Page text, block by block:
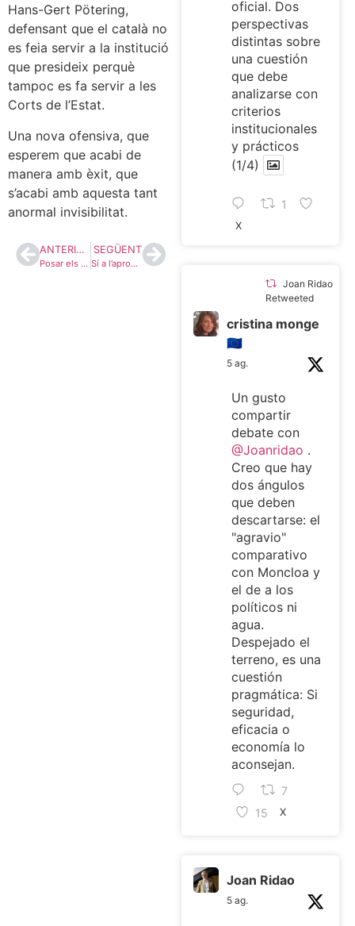
Hans-Gert Pötering,
defensant que el català no
es feia servir a la institució
que presideix perquè
tampoc es fa servir a les
Corts de l’Estat.
Una nova ofensiva, que
esperem que acabi de
manera amb èxit, que
s’acabi amb aquesta tant
anormal invisibilitat.
ANTERIOR
Posar els 25 diputats damunt la taula
SEGÜENT
Sí a l’aprovació del pla de Rodalies, però també al traspàs
oficial. Dos
perspectivas
distintas sobre
una cuestión
que debe
analizarse con
criterios
institucionales
y prácticos
(1/4)
1
X
Joan Ridao
Retweeted
cristina monge
🇪🇺
5 ag.
Un gusto
compartir
debate con
@Joanridao .
Creo que hay
dos ángulos
que deben
descartarse: el
"agravio"
comparativo
con Moncloa y
el de a los
políticos ni
agua.
Despejado el
terreno, es una
cuestión
pragmática: Si
seguridad,
eficacia o
economía lo
aconsejan.
7
15
X
Joan Ridao
5 ag.